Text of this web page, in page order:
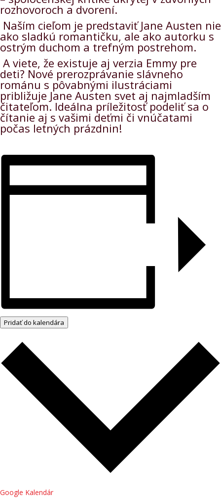
rozhovoroch a dvorení.
Naším cieľom je predstaviť Jane Austen nie
ako sladkú romantičku, ale ako autorku s
ostrým duchom a trefným postrehom.
A viete, že existuje aj verzia Emmy pre
deti? Nové prerozprávanie slávneho
románu s pôvabnými ilustráciami
približuje Jane Austen svet aj najmladším
čitateľom. Ideálna príležitosť podeliť sa o
čítanie aj s vašimi deťmi či vnúčatami
počas letných prázdnin!
Pridať do kalendára
Google Kalendár